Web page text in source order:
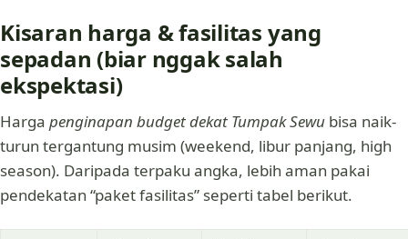
Kisaran harga & fasilitas yang
sepadan (biar nggak salah
ekspektasi)
Harga penginapan budget dekat Tumpak Sewu bisa naik-
turun tergantung musim (weekend, libur panjang, high
season). Daripada terpaku angka, lebih aman pakai
pendekatan “paket fasilitas” seperti tabel berikut.